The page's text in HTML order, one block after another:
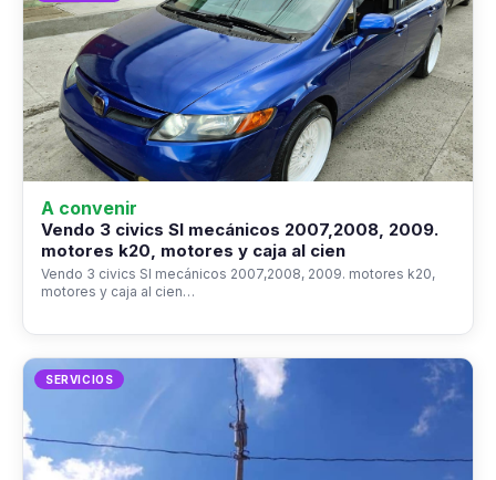
A convenir
Vendo 3 civics SI mecánicos 2007,2008, 2009.
motores k20, motores y caja al cien
Vendo 3 civics SI mecánicos 2007,2008, 2009. motores k20,
motores y caja al cien…
SERVICIOS